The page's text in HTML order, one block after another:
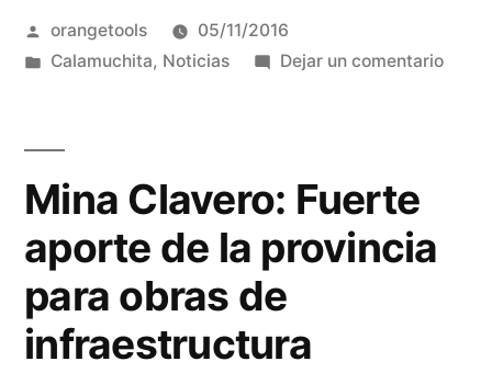
Hotelera
Gastronómica
celebra
sus
40
años”
Publicado
por
orangetools
05/11/2016
Publicada
Calamuchita, Noticias Dejar un comentarioen
Mina Clavero: Fuerte
aporte de la provincia
para obras de
infraestructura